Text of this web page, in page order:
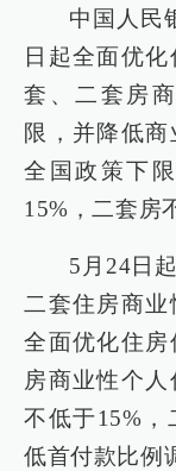
中国人民
日起全面优
套、二套房
限，并降低
全国政策下
15%，二套房
5月24日
二套住房商业
全面优化住
房商业性个
不低于15%
低首付款比例